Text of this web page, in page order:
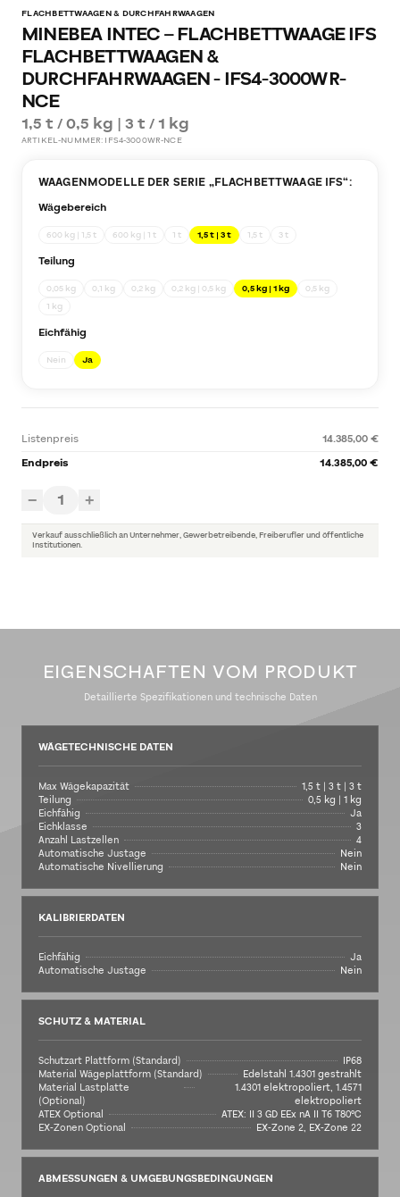
FLACHBETTWAAGEN & DURCHFAHRWAAGEN
MINEBEA INTEC – FLACHBETTWAAGE IFS
FLACHBETTWAAGEN &
DURCHFAHRWAAGEN - IFS4-3000WR-
NCE
1,5 t / 0,5 kg | 3 t / 1 kg
ARTIKEL-NUMMER: IFS4-3000WR-NCE
WAAGENMODELLE DER SERIE „FLACHBETTWAAGE IFS“:
Wägebereich
600 kg | 1,5 t 600 kg | 1 t 1 t 1,5 t | 3 t 1,5 t 3 t
Teilung
0,05 kg 0,1 kg 0,2 kg 0,2 kg | 0,5 kg 0,5 kg | 1 kg
0,5 kg
1 kg
Eichfähig
Nein Ja
Listenpreis
14.385,00 €
Endpreis
14.385,00 €
− 1 +
Verkauf ausschließlich an Unternehmer, Gewerbetreibende, Freiberufler und öffentliche
Institutionen.
EIGENSCHAFTEN VOM PRODUKT
Detaillierte Spezifikationen und technische Daten
WÄGETECHNISCHE DATEN
Max Wägekapazität
1,5 t | 3 t | 3 t
Teilung
0,5 kg | 1 kg
Eichfähig
Ja
Eichklasse
3
Anzahl Lastzellen
4
Automatische Justage
Nein
Automatische Nivellierung
Nein
KALIBRIERDATEN
Eichfähig
Ja
Automatische Justage
Nein
SCHUTZ & MATERIAL
Schutzart Plattform (Standard)
IP68
Material Wägeplattform (Standard)
Edelstahl 1.4301 gestrahlt
Material Lastplatte
(Optional)
1.4301 elektropoliert, 1.4571
elektropoliert
ATEX Optional
ATEX: II 3 GD EEx nA II T6 T80°C
EX-Zonen Optional
EX-Zone 2, EX-Zone 22
ABMESSUNGEN & UMGEBUNGSBEDINGUNGEN